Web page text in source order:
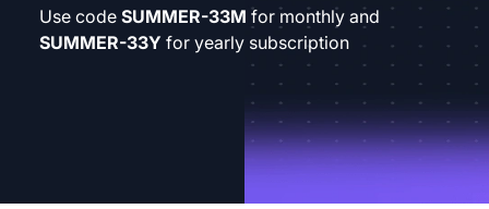
Use code SUMMER-33M for monthly and
SUMMER-33Y for yearly subscription